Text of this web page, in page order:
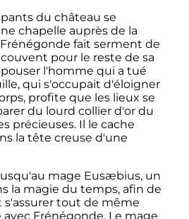
du château se
chapelle auprès de la
fait serment de
pour le reste de sa
l'homme qui a tué
qui s'occupait d'éloigner
profite que les lieux se
du lourd collier d'or du
précieuses. Il le cache
la tête creuse d'une
mage Eusæbius, un
la magie du temps, afin de
s'assurer tout de même
Frénégonde. Le mage